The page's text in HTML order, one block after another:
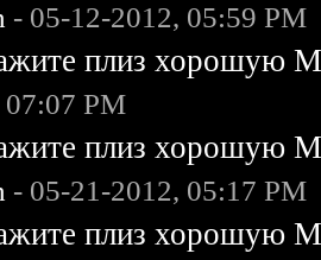
- 05-12-2012, 05:59 PM
плиз хорошую
PM
плиз хорошую
- 05-21-2012, 05:17 PM
плиз хорошую